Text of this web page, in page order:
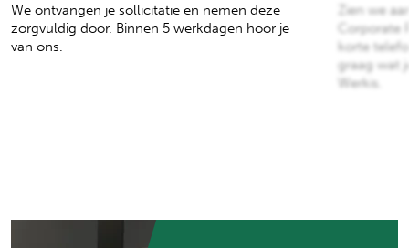
We ontvangen je sollicitatie en nemen deze
zorgvuldig door. Binnen 5 werkdagen hoor je
van ons.
Zien we
korte
graag wat
Werkis.